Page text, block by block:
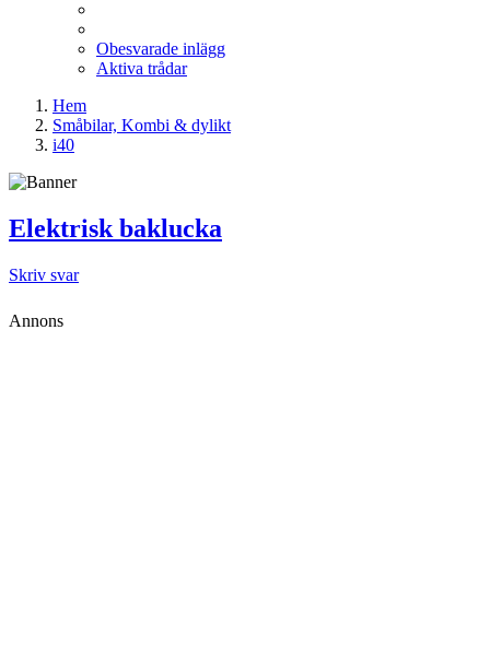
Obesvarade inlägg
Aktiva trådar
Hem
Småbilar, Kombi & dylikt
i40
Elektrisk baklucka
Skriv svar
Annons